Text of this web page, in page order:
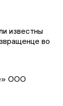
известны
во
ООО